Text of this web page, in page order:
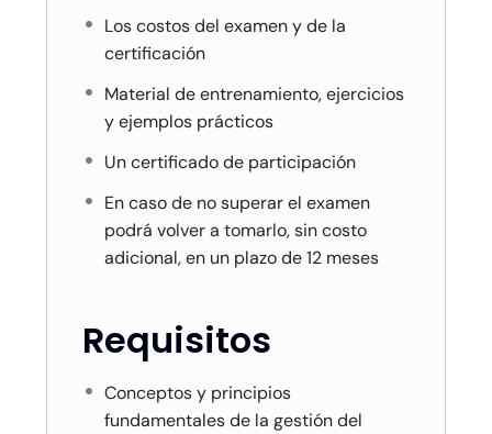
Los costos del examen y de la
certificación
Material de entrenamiento, ejercicios
y ejemplos prácticos
Un certificado de participación
En caso de no superar el examen
podrá volver a tomarlo, sin costo
adicional, en un plazo de 12 meses
Requisitos
Conceptos y principios
fundamentales de la gestión del